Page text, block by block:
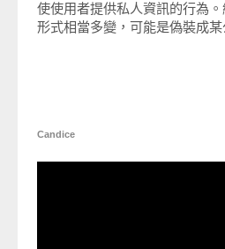
使使用者提供私人資訊的行為
形式相當多變，可能是偽裝成
Candice